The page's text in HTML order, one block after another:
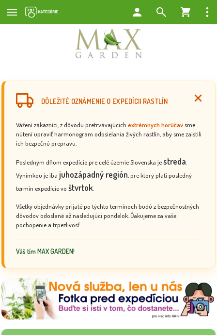
DÔLEŽITÉ OZNÁMENIE O EXPEDÍCII RASTLÍN
Vážení zákazníci, z dôvodu pretrvávajúcich extrémnych horúčav sme
nútení upraviť harmonogram odosielania živých rastlín, aby sme zaistili
ich bezpečnú prepravu.
Posledným dňom expedície pre celé územie Slovenska jestreda
Výnimkou je iba juhozápadný región , pre ktorý platí posledný
termín expedície vo štvrtok
Všetky objednávky prijaté po týchto termínoch budú z bezpečnostných
dôvodov odoslané až nasledujúci pondelok. Ďakujeme za vaše
pochopenie a trpezlivosť.
Váš tím MAX GARDEN!